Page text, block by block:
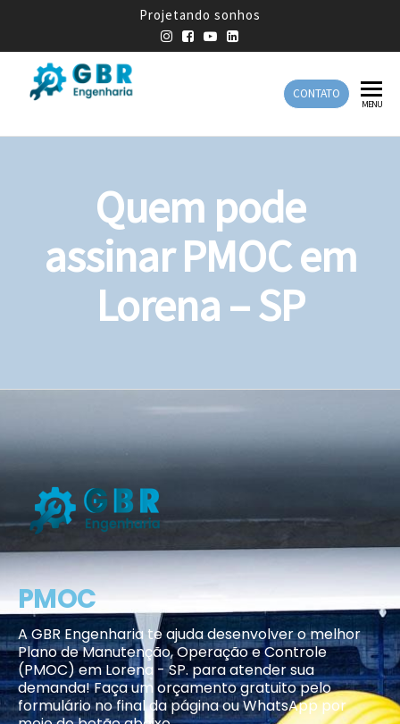
Projetando sonhos
Engenharia
Engenharia
CONTATO
MENU
Quem pode
assinar PMOC em
Lorena – SP
PMOC
A GBR Engenharia te ajuda desenvolver o melhor
Plano de Manutenção, Operação e Controle
(PMOC) em Lorena - SP. para atender sua
demanda! Faça um orçamento gratuito pelo
formulário no final da página ou WhatsApp por